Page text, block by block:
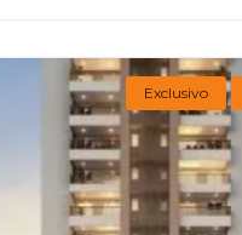
Exclusivo